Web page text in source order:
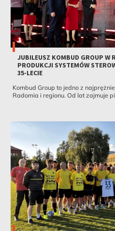
JUBILEUSZ KOMBUD GROUP W
PRODUKCJI SYSTEMÓW
35-LECIE
Kombud Group to jedno z
Radomia i regionu. Od lat zajmuje